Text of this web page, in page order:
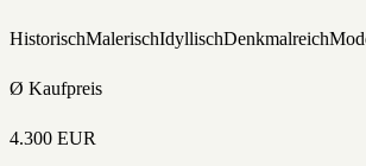
HistorischMalerischIdyllischDenkmalreich
Ø Kaufpreis
4.300 EUR